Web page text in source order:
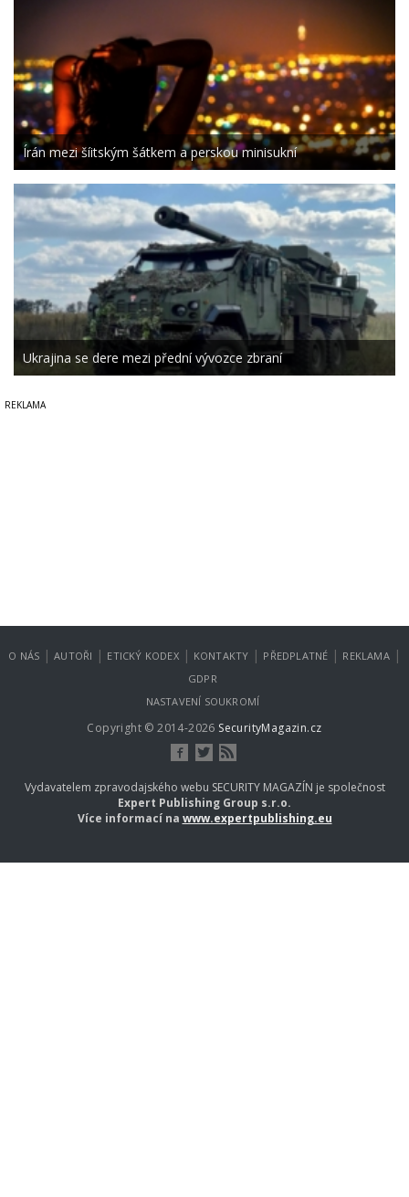
Írán mezi šíitským šátkem a perskou minisukní
Ukrajina se dere mezi přední vývozce zbraní
Copyright © 2014-2026 SecurityMagazin.cz
O NÁS | AUTOŘI | ETICKÝ KODEX | KONTAKTY | PŘEDPLATNÉ | REKLAMA |
GDPR
NASTAVENÍ SOUKROMÍ
Vydavatelem zpravodajského webu SECURITY MAGAZÍN je společnost
Expert Publishing Group s.r.o.
Více informací na www.expertpublishing.eu